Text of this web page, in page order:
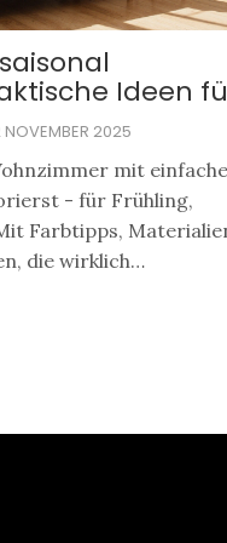
Ideen
und Winter
NOVEMBER 2025
mit
- für Frühling,
Farbtipps,
die wirklich